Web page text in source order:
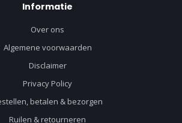
Informatie
Over ons
Algemene voorwaarden
Disclaimer
Privacy Policy
betalen & bezorgen
Ruilen & retourneren